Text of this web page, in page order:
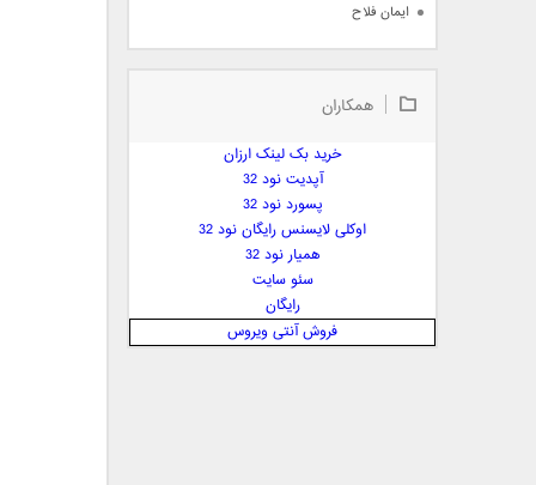
ایمان فلاح
بابک جهانبخش
بابک مافی
بهنام صفوی
پارسا چیلیک
همکاران
خرید بک لینک ارزان
آپدیت نود 32
پسورد نود 32
اوکلی لایسنس رایگان نود 32
همیار نود 32
سئو سایت
رایگان
فروش آنتی ویروس